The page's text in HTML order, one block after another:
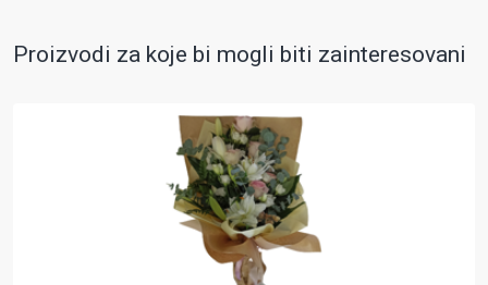
Proizvodi za koje bi mogli biti zainteresovani